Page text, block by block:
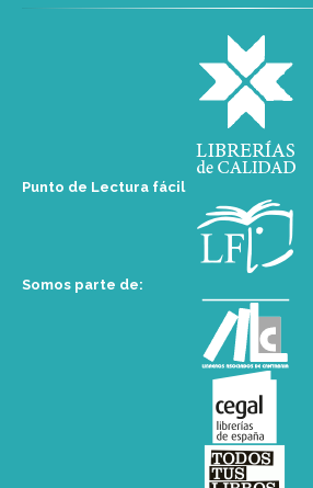
Punto de Lectura fácil
Somos parte de: